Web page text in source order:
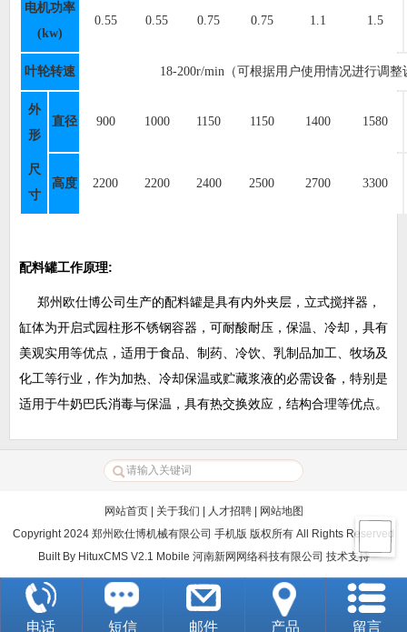
电机功率
(kw)
0.55 0.55 0.75 0.75 1.1 1.5
叶轮转速 18-200r/min（可根据用户使用情况进行调整
外
形
尺
寸
直径 900 1000 1150 1150 1400 1580
高度 2200 2200 2400 2500 2700 3300
配料罐工作原理:
郑州欧仕博公司生产的配料罐是具有内外夹层，立式搅拌器，
缸体为开启式园柱形不锈钢容器，可耐酸耐压，保温、冷却，具有
美观实用等优点，适用于食品、制药、冷饮、乳制品加工、牧场及
化工等行业，作为加热、冷却保温或贮藏浆液的必需设备，特别是
适用于牛奶巴氏消毒与保温，具有热交换效应，结构合理等优点。
网站首页| 关于我们 人才招聘|
网站地图
Copyright 2024 郑州欧仕博机械有限公司 手机版 版权所有 All Rights Reserved
Built By HituxCMS V2.1 Mobile 河南新网网络科技有限公司 技术支持
电话 短信 邮件 产品 留言